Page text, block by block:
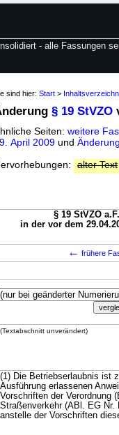
- alle Fassungen
sind hier: Start >
§ 19 StVZO
Seiten: weitere
April 2009 und
alter Text
§ 19 StVZO
in der vor dem
← frühere
(Textabschnitt unverändert)
(1) Die Betriebserlaubnis ist
Ausführung erlassenen
Vorschriften der Verordnung
Straßenverkehr (ABl. EG Nr.
anstelle der Vorschriften